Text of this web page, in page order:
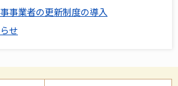
事業者の更新制度の導入
せ